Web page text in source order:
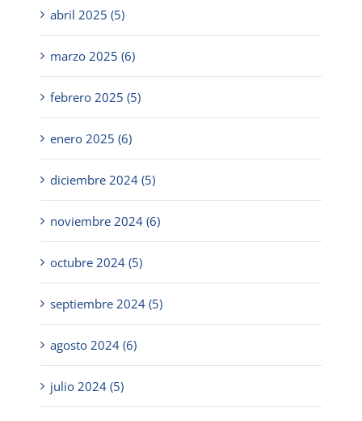
abril 2025 (5)
marzo 2025 (6)
febrero 2025 (5)
enero 2025 (6)
diciembre 2024 (5)
noviembre 2024 (6)
octubre 2024 (5)
septiembre 2024 (5)
agosto 2024 (6)
julio 2024 (5)